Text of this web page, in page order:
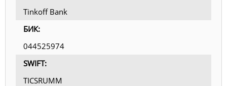
Tinkoff Bank
БИК:
044525974
SWIFT:
TICSRUMM